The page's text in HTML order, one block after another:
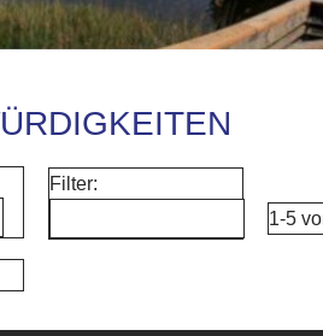
Filter:
1-5